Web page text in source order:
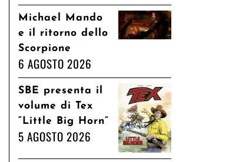
Michael Mando
e il ritorno dello
Scorpione
6 AGOSTO 2026
SBE presenta il
volume di Tex
“Little Big Horn”
5 AGOSTO 2026